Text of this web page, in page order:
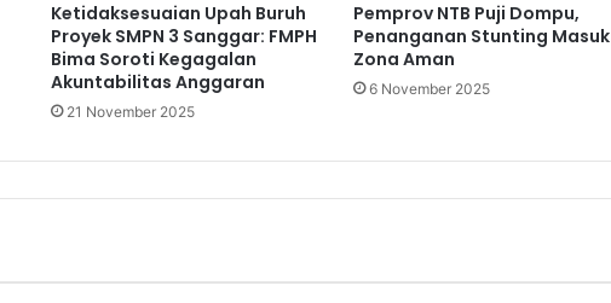
Ketidaksesuaian Upah Buruh
Proyek SMPN 3 Sanggar: FMPH
Bima Soroti Kegagalan
Akuntabilitas Anggaran
21 November 2025
Pemprov NTB Puji Dompu,
Penanganan Stunting Masuk
Zona Aman
6 November 2025